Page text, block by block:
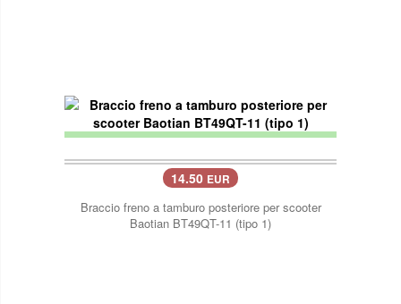
14.50 EUR
Braccio freno a tamburo posteriore per scooter
Baotian BT49QT-11 (tipo 1)